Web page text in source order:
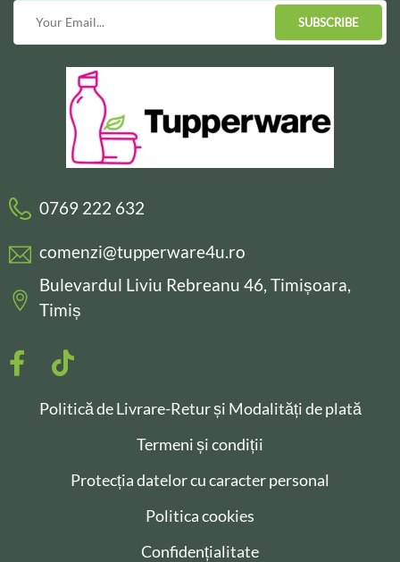
SUBSCRIBE
0769 222 632
comenzi@tupperware4u.ro
Bulevardul Liviu Rebreanu 46, Timișoara,
Timiș
Politică de Livrare-Retur și Modalități de plată
Termeni și condiții
Protecția datelor cu caracter personal
Politica cookies
Confidențialitate